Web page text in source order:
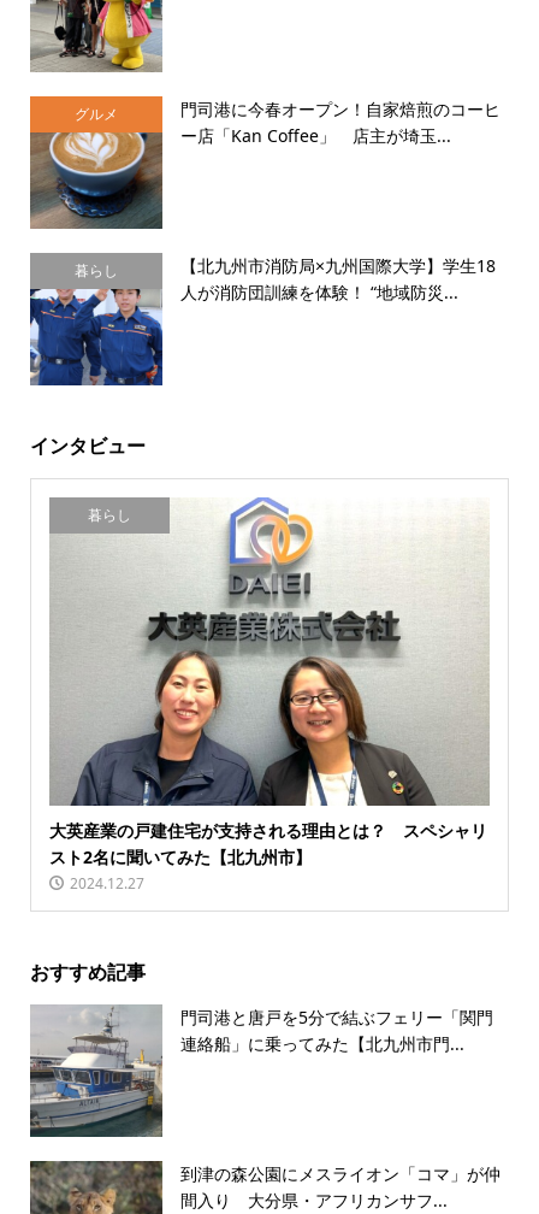
グルメ
門司港に今春オープン！自家焙煎のコーヒ
ー店「Kan Coffee」 店主が埼玉...
暮らし
【北九州市消防局×九州国際大学】学生18
人が消防団訓練を体験！ “地域防災...
インタビュー
暮らし
大英産業の戸建住宅が支持される理由とは？ スペシャリ
スト2名に聞いてみた【北九州市】
2024.12.27
おすすめ記事
門司港と唐戸を5分で結ぶフェリー「関門
連絡船」に乗ってみた【北九州市門...
到津の森公園にメスライオン「コマ」が仲
間入り 大分県・アフリカンサフ...